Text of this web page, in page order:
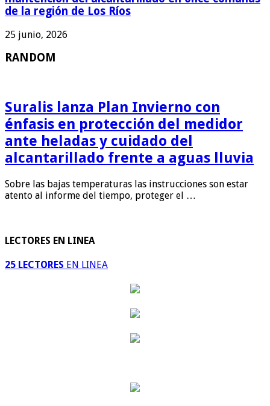
de la región de Los Ríos
25 junio, 2026
RANDOM
Suralis lanza Plan Invierno con
énfasis en protección del medidor
ante heladas y cuidado del
alcantarillado frente a aguas lluvia
Sobre las bajas temperaturas las instrucciones son estar
atento al informe del tiempo, proteger el …
LECTORES EN LINEA
25 LECTORES EN LINEA